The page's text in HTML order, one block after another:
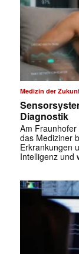
Medizin der
Diagnostik
Am
das Mediziner
Erkrankungen
Intelligenz und